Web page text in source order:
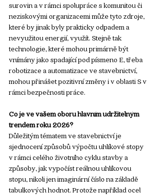
surovin a v rámci spolupráce s komunitou či
neziskovými organizacemi může tyto zdroje,
které by jinak byly prakticky odpadem a
nevyužitou energií, využít. Stejně tak
technologie, které mohou primárně být
vnímány jako spadající pod písmeno E, třeba
robotizace a automatizace ve stavebnictví,
mohou přinášet pozitivní změny i v oblasti S v
rámci bezpečnosti práce.
Co je ve vašem oboru hlavním udržitelným
trendem roku 2026?
Důležitým tématem ve stavebnictví je
sjednocení způsobů výpočtu uhlíkové stopy
v rámci celého životního cyklu stavby a
způsoby, jak vypočíst reálnou uhlíkovou
stopu, nikoli jen imaginární číslo na základě
tabulkových hodnot. Protože například ocel